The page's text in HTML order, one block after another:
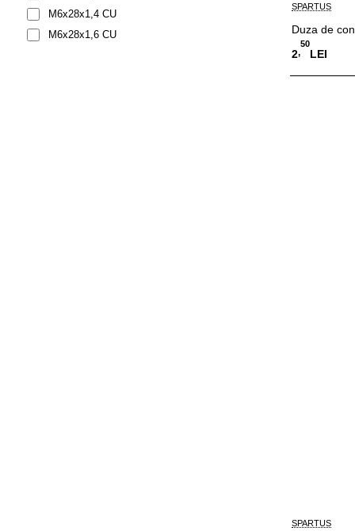
M6x28x1,4 CU
M6x28x1,6 CU
SPARTUS
Duza de
2,
50
LEI
SPARTUS